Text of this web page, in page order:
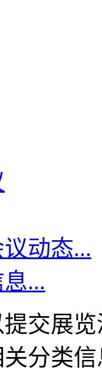
动态...
...
交展
分类